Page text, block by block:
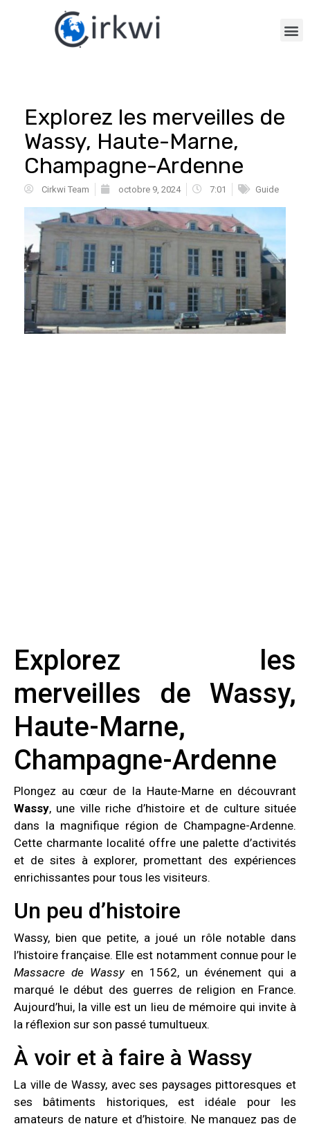
Explorez les merveilles de
Wassy, Haute-Marne,
Champagne-Ardenne
Cirkwi Team octobre 9, 2024 7:01 Guide
Explorez les
merveilles de Wassy,
Haute-Marne,
Champagne-Ardenne
Plongez au cœur de la Haute-Marne en découvrant
Wassy, une ville riche d’histoire et de culture située
dans la magnifique région de Champagne-Ardenne.
Cette charmante localité offre une palette d’activités
et de sites à explorer, promettant des expériences
enrichissantes pour tous les visiteurs.
Un peu d’histoire
Wassy, bien que petite, a joué un rôle notable dans
l’histoire française. Elle est notamment connue pour le
Massacre de Wassyen 1562, un événement qui a
marqué le début des guerres de religion en France.
Aujourd’hui, la ville est un lieu de mémoire qui invite à
la réflexion sur son passé tumultueux.
À voir et à faire à Wassy
La ville de Wassy, avec ses paysages pittoresques et
ses bâtiments historiques, est idéale pour les
amateurs de nature et d’histoire. Ne manquez pas de